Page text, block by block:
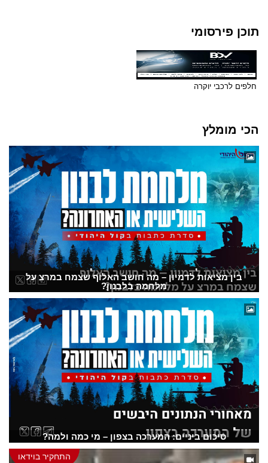
תוכן פירסומי
חלפים לרכבי יוקרה
הכי מומלץ
בין מציאות לדמיון – מה חושב האלוף שצמח במרצ על
מלחמה בלבנון?
סיכום ביניים: המערכה בצפון – מי כמה ולמה?
התחקיר בוידאו